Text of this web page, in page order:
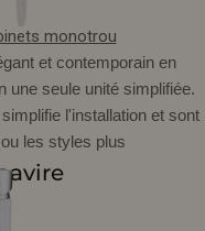
monotrou
et contemporain en
une seule unité simplifiée.
l'installation et sont
les styles plus